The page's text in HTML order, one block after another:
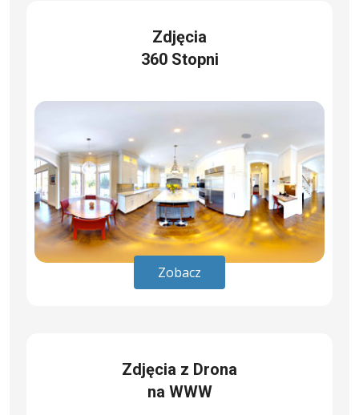
Zdjęcia
360 Stopni
Zobacz
Zdjęcia z Drona
na WWW